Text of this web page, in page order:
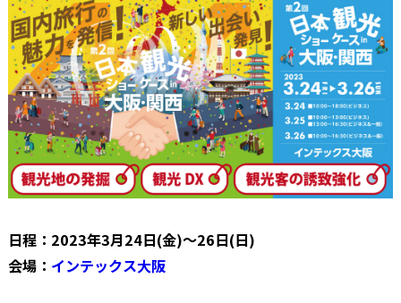
日程：2023年3月24日(金)～26日(日)
会場： インテックス大阪